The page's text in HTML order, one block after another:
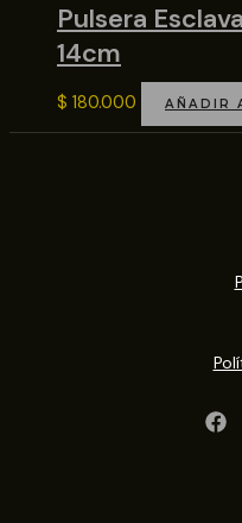
Pulsera
14cm
$ 180.000 AÑADIR